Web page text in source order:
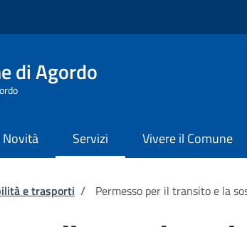
di Agordo
Novità Servizi Vivere il Comune
e trasporti / Permesso per il transito e la